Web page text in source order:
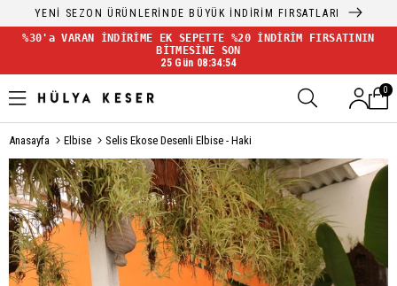
YENİ SEZON ÜRÜNLERİNDE BÜYÜK İNDİRİM FIRSATLARI
%30'a VARAN İNDİRİME EK SEPETTE %20 İNDİRİM FIRSATININ
BİTMESİNE SON
25 Gün 08:34:53
0
Anasayfa Elbise Selis Ekose Desenli Elbise - Haki